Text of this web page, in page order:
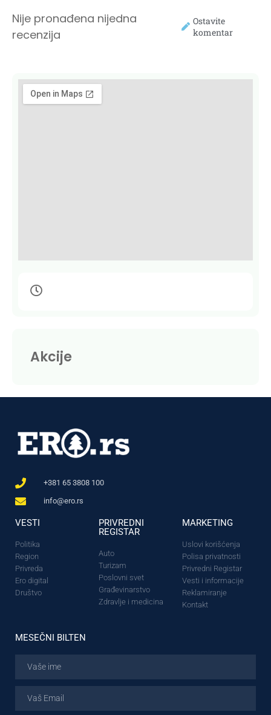
Nije pronađena nijedna
recenzija
Ostavite
komentar
Akcije
+381 65 3808 100
info@ero.rs
VESTI
Politika
Region
Privreda
Ero digital
Društvo
PRIVREDNI
REGISTAR
Auto
Turizam
Poslovni svet
Građevinarstvo
Zdravlje i medicina
MARKETING
Uslovi korišćenja
Polisa privatnosti
Privredni Registar
Vesti i informacije
Reklamiranje
Kontakt
MESEČNI BILTEN